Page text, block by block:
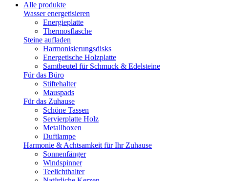
Alle produkte
Wasser energetisieren
Energieplatte​
Thermosflasche
Steine aufladen
Harmonisierungsdisks
Energetische Holzplatte
Samtbeutel für Schmuck & Edelsteine
Für das Büro
Stiftehalter
Mauspads
Für das Zuhause
Schöne Tassen
Servierplatte Holz
Metallboxen
Duftlampe
Harmonie & Achtsamkeit für Ihr Zuhause
Sonnenfänger
Windspinner
Teelichthalter